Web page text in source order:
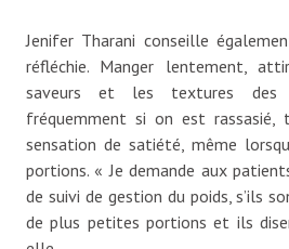
Jenifer Tharani conseille
réfléchie. Manger lentement,
saveurs et les textures des
fréquemment si on est
sensation de satiété, même
portions. « Je demande aux
de suivi de gestion du poids, s’ils
de plus petites portions et ils